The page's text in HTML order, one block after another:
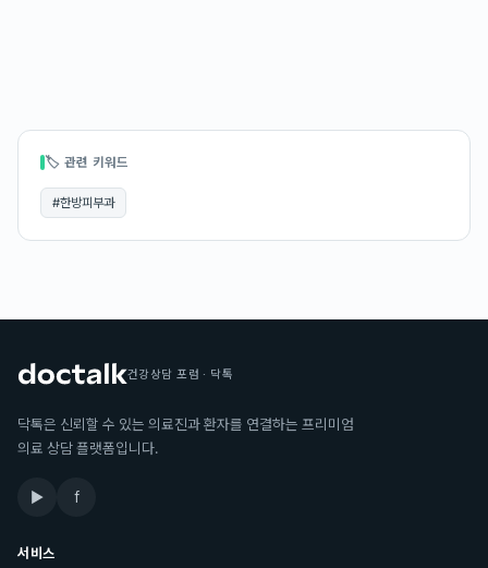
🏷 관련 키워드
#한방피부과
건강상담 포럼 · 닥톡
닥톡은 신뢰할 수 있는 의료진과 환자를 연결하는 프리미엄
의료 상담 플랫폼입니다.
▶ f
서비스